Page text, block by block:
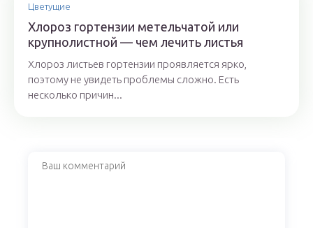
Цветущие
Хлороз гортензии метельчатой или
крупнолистной — чем лечить листья
Хлороз листьев гортензии проявляется ярко,
поэтому не увидеть проблемы сложно. Есть
несколько причин...